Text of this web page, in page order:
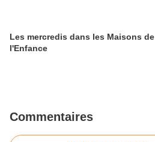
Les mercredis dans les Maisons de
l'Enfance
Commentaires